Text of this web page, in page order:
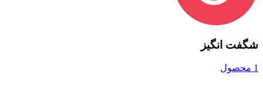
شگفت انگیز
1 محصول